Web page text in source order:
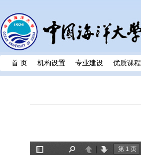
首 页 机构设置 专业建设 优质课程